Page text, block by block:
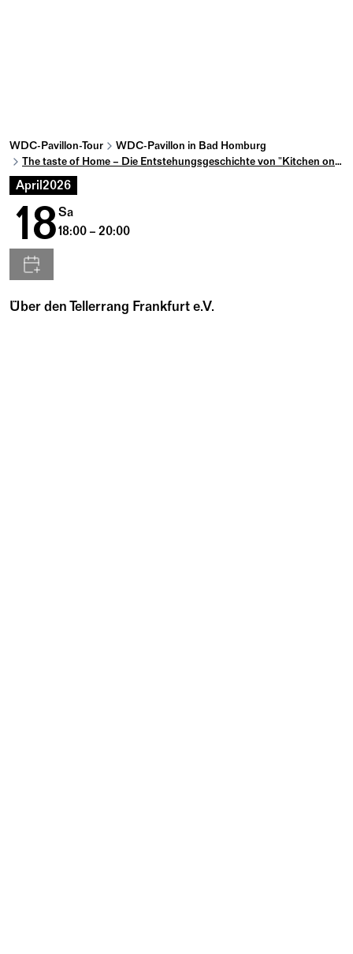
WDC-Pavillon-Tour
WDC-Pavillon in Bad Homburg
The taste of Home – Die Entstehungsgeschichte von "Kitchen on the run"
April 2026
18Sa
18:00 – 20:00
Über den Tellerrang Frankfurt e.V.